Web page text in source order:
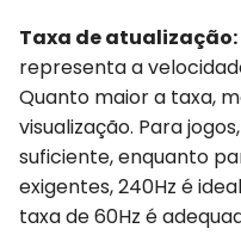
Taxa de atualização:
representa a
Quanto maior a taxa,
visualização. Para
suficiente, enquanto
exigentes, 240Hz é
taxa de 60Hz é